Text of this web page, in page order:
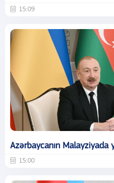
15:09
Azərbaycanın
15:00